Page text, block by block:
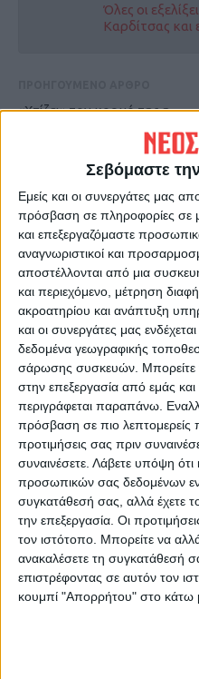
Σεβόμαστε
Εμείς και οι συνεργάτες μας
πρόσβαση σε πληροφορίες σε
και επεξεργαζόμαστε
αναγνωριστικοί και
αποστέλλονται από μια συσκευή
και περιεχόμενο, μέτρηση
ακροατηρίου και ανάπτυξη
και οι συνεργάτες μας
δεδομένα γεωγραφικής
σάρωσης συσκευών. Μπορείτε
στην επεξεργασία από εμάς
περιγράφεται παραπάνω.
πρόσβαση σε πιο λεπτομερείς
προτιμήσεις σας πριν
συναινέσετε. Λάβετε υπόψη ότι
προσωπικών σας δεδομένων
συγκατάθεσή σας, αλλά έχετε
την επεξεργασία. Οι
τον ιστότοπο. Μπορείτε να
ανακαλέσετε τη συγκατάθεσή
επιστρέφοντας σε αυτόν τον
κουμπί "Απορρήτου" στο κάτω
Όλες οι
Καρδίτσας και
«Χτίζει» τον κορμό της η
Αναγέννηση για τις νέες
https://
Η Αρχαιότερη Καθημερινή
ΠΑΡΟΜΟΙΑ ΑΡΘΡΑ